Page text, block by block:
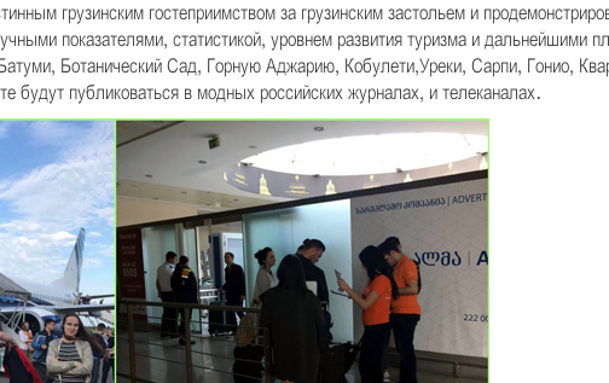
грузинским гостеприимством за грузинским застольем и
показателями, статистикой, уровнем развития туризма и дальнейшими
Ботанический Сад, Горную Аджарию, Кобулети,Уреки, Сарпи, Гонио,
будут публиковаться в модных российских журналах, и телеканалах.